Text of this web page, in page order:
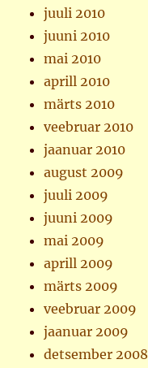
juuli 2010
juuni 2010
mai 2010
aprill 2010
märts 2010
veebruar 2010
jaanuar 2010
august 2009
juuli 2009
juuni 2009
mai 2009
aprill 2009
märts 2009
veebruar 2009
jaanuar 2009
detsember 2008